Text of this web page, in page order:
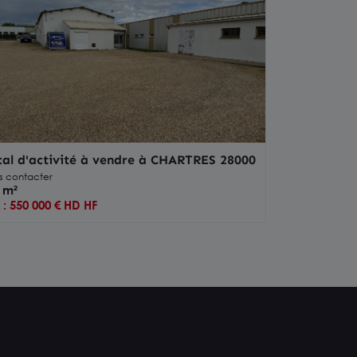
d'activité à vendre à CHARTRES 28000
contacter
: 550 000 € HD HF